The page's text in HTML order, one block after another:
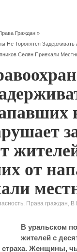
Граждан »
Не Торопятся
Селян Приехали
от
Права граждан, В
В уральском
жителей с
страха. Женщины,